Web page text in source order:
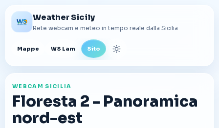
Weather Sicily
Rete webcam e meteo in tempo reale dalla Sicilia
Mappe WS Lam Sito Cambia tema
WEBCAM SICILIA
Floresta 2 - Panoramica
nord-est